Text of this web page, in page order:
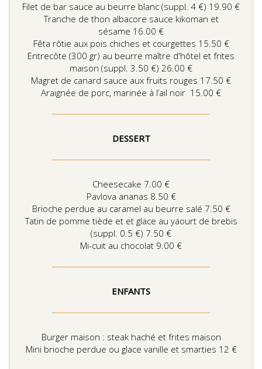
Filet de bar sauce au beurre blanc (suppl. 4 €) 19.90 €
Tranche de thon albacore sauce kikoman et
sésame 16.00 €
Fêta rôtie aux pois chiches et courgettes 15.50 €
Entrecôte (300 gr) au beurre maître d'hôtel et frites
maison (suppl. 3.50 €) 26.00 €
Magret de canard sauce aux fruits rouges 17.50 €
Araignée de porc, marinée à l’ail noir 15.00 €
DESSERT
Cheesecake 7.00 €
Pavlova ananas 8.50 €
Brioche perdue au caramel au beurre salé 7.50 €
Tatin de pomme tiède et et glace au yaourt de brebis
(suppl. 0.5 €) 7.50 €
Mi-cuit au chocolat 9.00 €
ENFANTS
Burger maison : steak haché et frites maison
Mini brioche perdue ou glace vanille et smarties 12 €